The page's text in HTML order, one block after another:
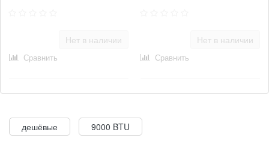
Нет в наличии
Сравнить
Нет в наличии
Сравнить
дешёвые 9000 BTU